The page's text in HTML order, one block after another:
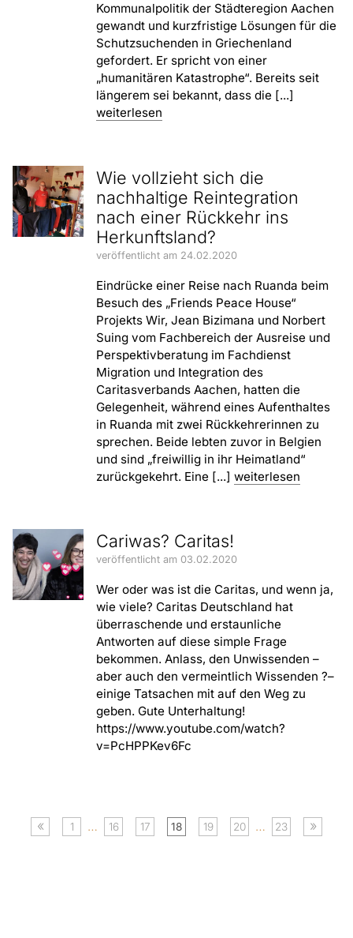
Kommunalpolitik der Städteregion Aachen
gewandt und kurzfristige Lösungen für die
Schutzsuchenden in Griechenland
gefordert. Er spricht von einer
„humanitären Katastrophe“. Bereits seit
längerem sei bekannt, dass die [...]
weiterlesen
Wie vollzieht sich die
nachhaltige Reintegration
nach einer Rückkehr ins
Herkunftsland?
veröffentlicht am 24.02.2020
Eindrücke einer Reise nach Ruanda beim
Besuch des „Friends Peace House“
Projekts Wir, Jean Bizimana und Norbert
Suing vom Fachbereich der Ausreise und
Perspektivberatung im Fachdienst
Migration und Integration des
Caritasverbands Aachen, hatten die
Gelegenheit, während eines Aufenthaltes
in Ruanda mit zwei Rückkehrerinnen zu
sprechen. Beide lebten zuvor in Belgien
und sind „freiwillig in ihr Heimatland“
zurückgekehrt. Eine [...] weiterlesen
Cariwas? Caritas!
veröffentlicht am 03.02.2020
Wer oder was ist die Caritas, und wenn ja,
wie viele? Caritas Deutschland hat
überraschende und erstaunliche
Antworten auf diese simple Frage
bekommen. Anlass, den Unwissenden –
aber auch den vermeintlich Wissenden ?–
einige Tatsachen mit auf den Weg zu
geben. Gute Unterhaltung!
https://www.youtube.com/watch?
v=PcHPPKev6Fc
« 1 … 16 17 18 19 20 … 23 »